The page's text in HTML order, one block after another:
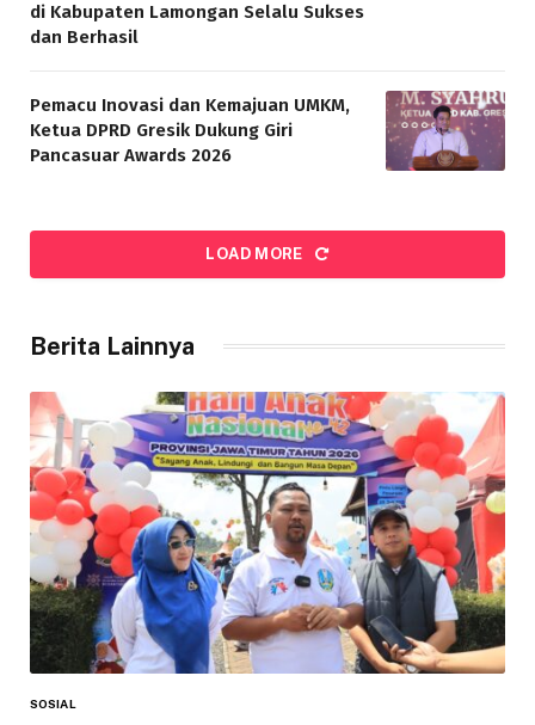
di Kabupaten Lamongan Selalu Sukses
dan Berhasil
Pemacu Inovasi dan Kemajuan UMKM,
Ketua DPRD Gresik Dukung Giri
Pancasuar Awards 2026
LOAD MORE
Berita Lainnya
SOSIAL